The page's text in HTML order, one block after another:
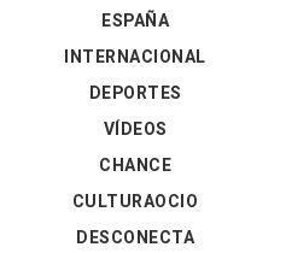
ESPAÑA
INTERNACIONAL
DEPORTES
VÍDEOS
CHANCE
CULTURAOCIO
DESCONECTA